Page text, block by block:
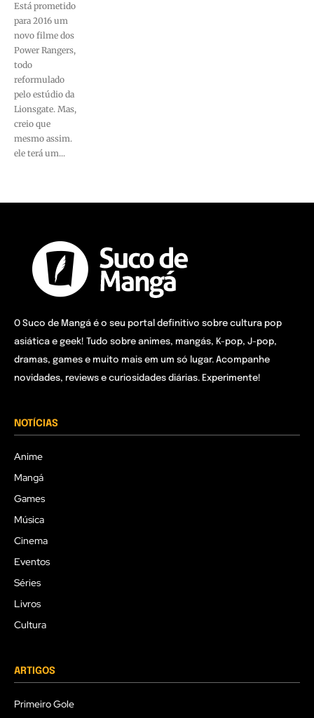
Está prometido
para 2016 um
novo filme dos
Power Rangers,
todo
reformulado
pelo estúdio da
Lionsgate. Mas,
creio que
mesmo assim.
ele terá um...
O Suco de Mangá é o seu portal definitivo sobre cultura pop
asiática e geek! Tudo sobre animes, mangás, K-pop, J-pop,
dramas, games e muito mais em um só lugar. Acompanhe
novidades, reviews e curiosidades diárias. Experimente!
NOTÍCIAS
Anime
Mangá
Games
Música
Cinema
Eventos
Séries
Livros
Cultura
ARTIGOS
Primeiro Gole